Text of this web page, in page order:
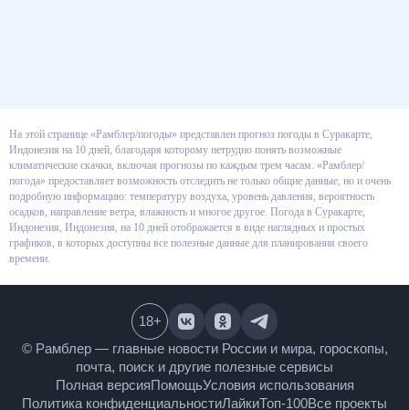
На этой странице «Рамблер/погоды» представлен прогноз погоды в
Суракарте, Индонезия на 10 дней, благодаря которому нетрудно понять
возможные климатические скачки, включая прогнозы по каждым трем
часам. «Рамблер/погода» предоставляет возможность отследить не
только общие данные, но и очень подробную информацию: температуру
воздуха, уровень давления, вероятность осадков, направление ветра,
влажность и многое другое. Погода в Суракарте, Индонезия, Индонезия,
на 10 дней отображается в виде наглядных и простых графиков, в
которых доступны все полезные данные для планирования своего
© Рамблер — главные новости России и мира,
гороскопы, почта, поиск и другие полезные сервисы
Полная версияПомощьУсловия использования
18+